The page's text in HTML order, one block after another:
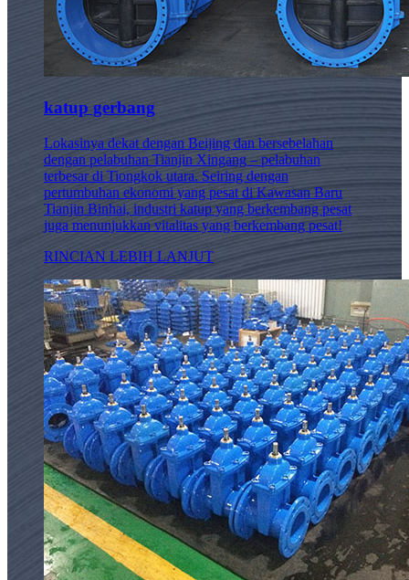
katup gerbang
Lokasinya dekat dengan Beijing dan bersebelahan
dengan pelabuhan Tianjin Xingang – pelabuhan
terbesar di Tiongkok utara. Seiring dengan
pertumbuhan ekonomi yang pesat di Kawasan Baru
Tianjin Binhai, industri katup yang berkembang pesat
juga menunjukkan vitalitas yang berkembang pesat!
RINCIAN LEBIH LANJUT